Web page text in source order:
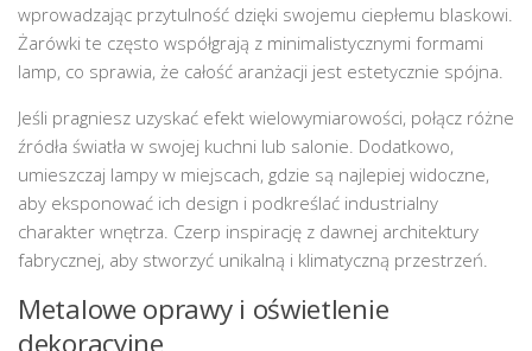
wprowadzając przytulność dzięki swojemu ciepłemu blaskowi.
Żarówki te często współgrają z minimalistycznymi formami
lamp, co sprawia, że całość aranżacji jest estetycznie spójna.
Jeśli pragniesz uzyskać efekt wielowymiarowości, połącz różne
źródła światła w swojej kuchni lub salonie. Dodatkowo,
umieszczaj lampy w miejscach, gdzie są najlepiej widoczne,
aby eksponować ich design i podkreślać industrialny
charakter wnętrza. Czerp inspirację z dawnej architektury
fabrycznej, aby stworzyć unikalną i klimatyczną przestrzeń.
Metalowe oprawy i oświetlenie
dekoracyjne